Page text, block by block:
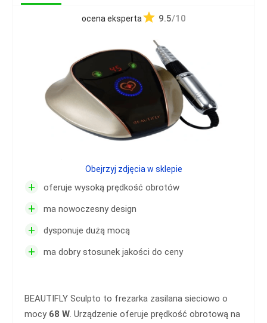
ocena eksperta 9.5/10
+ oferuje wysoką prędkość obrotów
+ ma nowoczesny design
+ dysponuje dużą mocą
+ ma dobry stosunek jakości do ceny
BEAUTIFLY Sculpto to frezarka zasilana sieciowo o
mocy 68 W . Urządzenie oferuje prędkość obrotową na
Obejrzyj zdjęcia w sklepie